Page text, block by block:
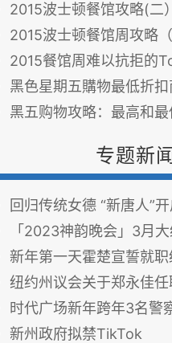
2015波士顿餐馆攻略(二）
2015波士顿餐馆周攻略（
2015餐馆周难以抗拒的
黑色星期五購物最低折扣
黑五购物攻略：最高和最低
专题新闻
回归传统女德 “新唐人”
「2023神韵晚会」3月
新年第一天霍楚宣誓就
纽约州议会关于郑永佳
时代广场新年跨年3名警
新州政府拟禁TikTok